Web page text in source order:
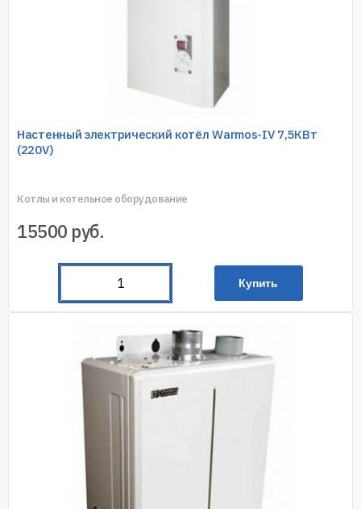
Настенный электрический котёл Warmos-IV 7,5КВт
(220V)
Котлы и котельное оборудование
15500 руб.
Купить